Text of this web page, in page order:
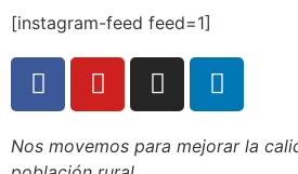
[instagram-feed feed=1]
Nos movemos para mejorar la